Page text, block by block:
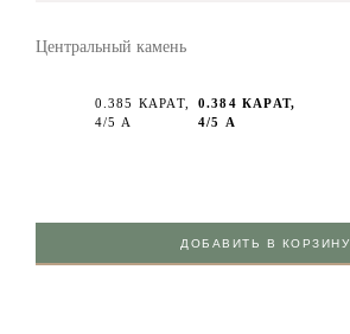
Центральный камень
0.385 КАРАТ,
4/5 А
0.384 КАРАТ,
4/5 А
ДОБАВИТЬ В КОРЗИНУ